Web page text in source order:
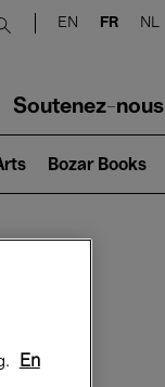
Submit search
EN FR NL
Soutenez-nous
Bozar Books
En